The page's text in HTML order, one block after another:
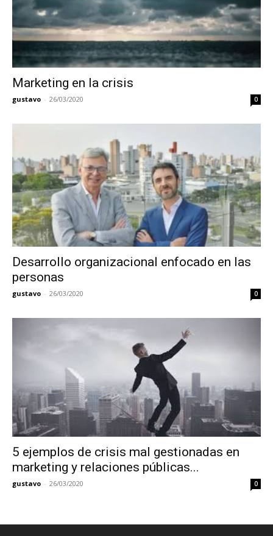
Marketing en la crisis
gustavo - 26/03/2020 0
Desarrollo organizacional enfocado en las
personas
gustavo - 26/03/2020 0
5 ejemplos de crisis mal gestionadas en
marketing y relaciones públicas...
gustavo - 26/03/2020 0